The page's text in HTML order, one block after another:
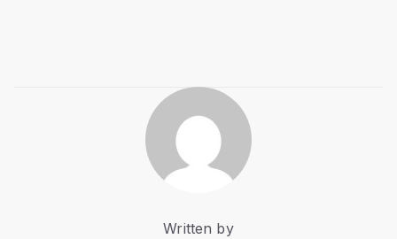
Written by